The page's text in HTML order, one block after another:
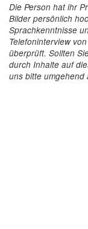
Die Person hat ihr
Bilder persönlich
Sprachkenntnisse
Telefoninterview
überprüft. Sollten
durch Inhalte auf
uns bitte umgehend